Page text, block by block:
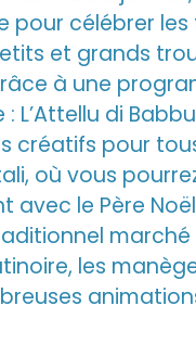
pour célébrer les
et grands
à une
L’Attellu di
créatifs pour
où vous
avec le Père
marché
les